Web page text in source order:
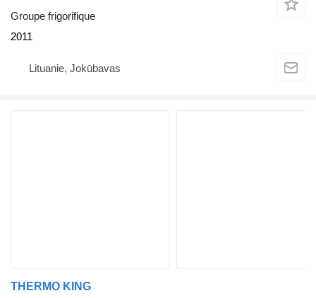
Groupe frigorifique
2011
Lituanie, Jokūbavas
THERMO KING